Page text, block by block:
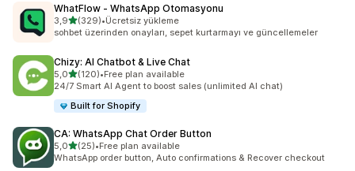
WhatFlow ‑ WhatsApp Otomasyonu
3,95 yıldız üzerinden
(329)
toplam 329 değerlendirme
•Ücretsiz yükleme
sohbet üzerinden onayları, sepet kurtarmayı ve güncellemeler
Chizy: AI Chatbot & Live Chat
5,05 yıldız üzerinden
(120)
toplam 120 değerlendirme
•Free plan available
24/7 Smart AI Agent to boost sales (unlimited AI chat)
Built for Shopify
CA: WhatsApp Chat Order Button
5,05 yıldız üzerinden
(25)
toplam 25 değerlendirme
•Free plan available
WhatsApp order button, Auto confirmations & Recover checkout